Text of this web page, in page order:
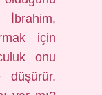
için
onu
düşürür.